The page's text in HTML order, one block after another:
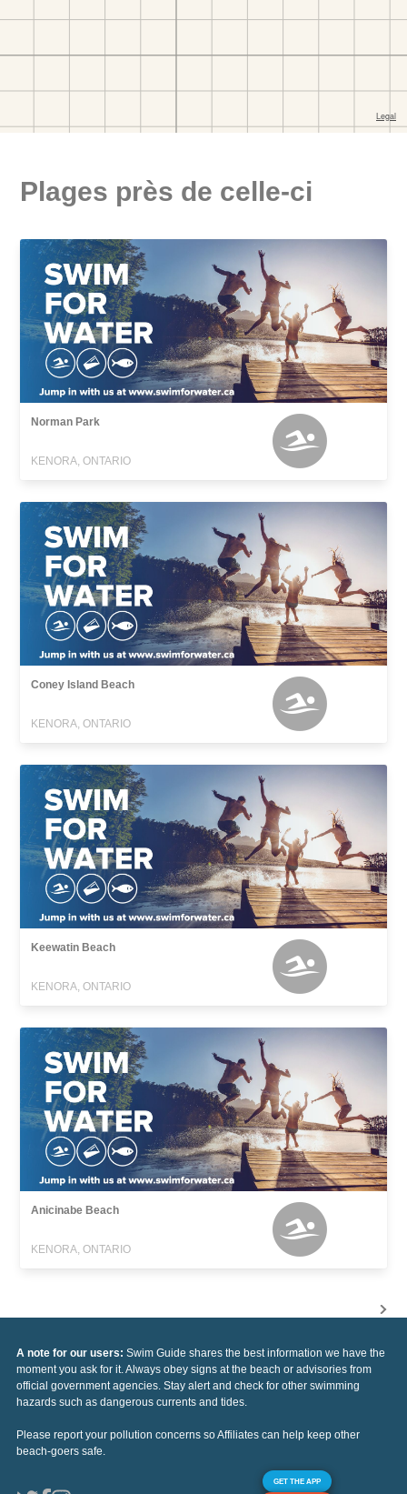
Plages près de celle-ci
Norman Park
KENORA, ONTARIO
Coney Island Beach
KENORA, ONTARIO
Keewatin Beach
KENORA, ONTARIO
Anicinabe Beach
KENORA, ONTARIO
A note for our users: Swim Guide shares the best information we have the
moment you ask for it. Always obey signs at the beach or advisories from
official government agencies. Stay alert and check for other swimming
hazards such as dangerous currents and tides.
Please report your pollution concerns so Affiliates can help keep other
beach-goers safe.
GET THE APP